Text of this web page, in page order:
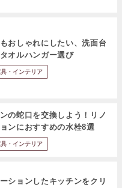
おしゃれにしたい、洗面台
オルハンガー選び
・インテリア
の蛇口を交換しよう！リノ
ンにおすすめの水栓8選
・インテリア
ションしたキッチンをクリ